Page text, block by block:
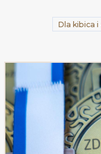
Dla kibica